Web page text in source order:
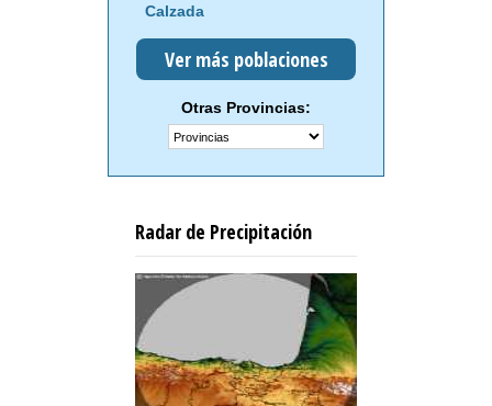
Calzada
Ver más poblaciones
Otras Provincias:
Radar de Precipitación